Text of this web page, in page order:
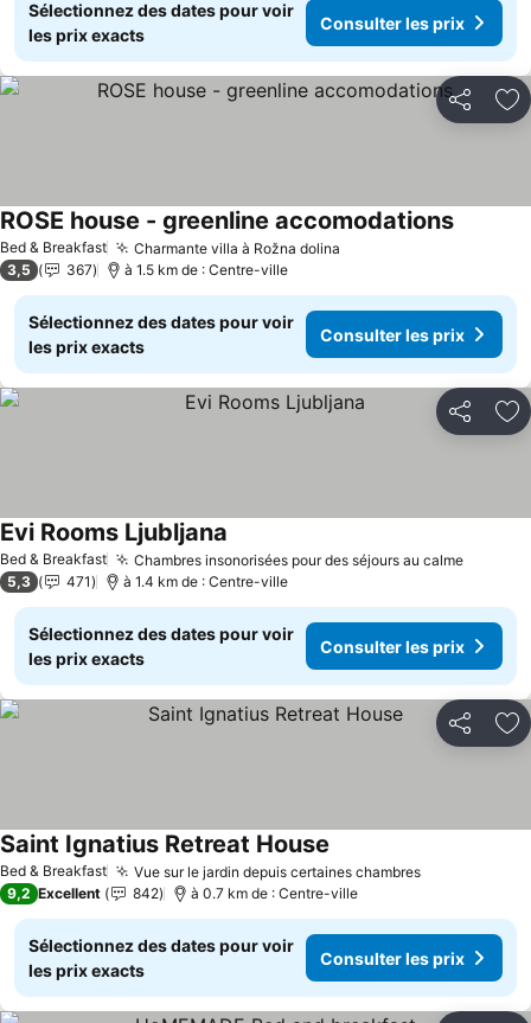
Sélectionnez des dates pour voir
les prix exacts
Consulter les prix
Partager
Bed & Breakfast Charmante villa à Rožna dolina
ROSE house - greenline accomodations
3,5 367 à 1.5 km de : Centre-ville
Sélectionnez des dates pour voir
les prix exacts
Consulter les prix
Partager
Bed & Breakfast Chambres insonorisées pour des séjours au calme
Evi Rooms Ljubljana
5,3 471 à 1.4 km de : Centre-ville
Sélectionnez des dates pour voir
les prix exacts
Consulter les prix
Partager
Bed & Breakfast Vue sur le jardin depuis certaines chambres
Saint Ignatius Retreat House
9,2 Excellent 842 à 0.7 km de : Centre-ville
Sélectionnez des dates pour voir
les prix exacts
Consulter les prix